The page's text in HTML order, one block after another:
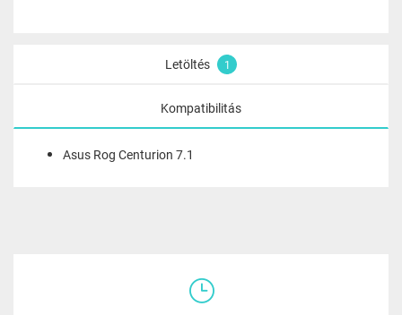
Letöltés 1
Kompatibilitás
Asus Rog Centurion 7.1